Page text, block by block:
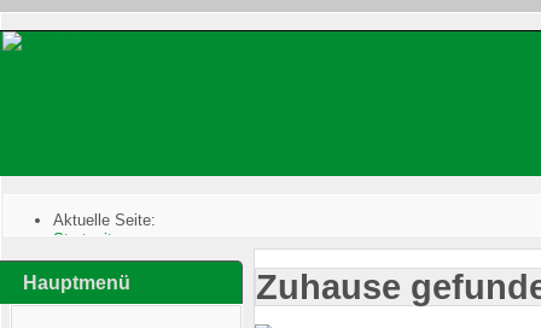
Aktuelle Seite:
Startseite
Zuhause gefunden :
Sarah ist vermittelt
Hauptmenü Zuhause